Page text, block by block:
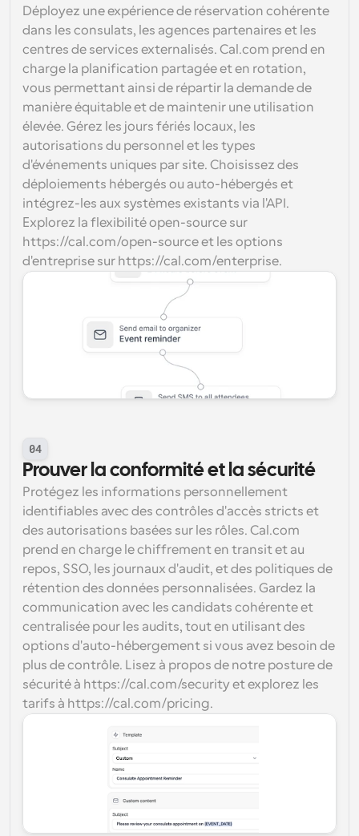
Déployez une expérience de réservation cohérente
dans les consulats, les agences partenaires et les
centres de services externalisés. Cal.com prend en
charge la planification partagée et en rotation,
vous permettant ainsi de répartir la demande de
manière équitable et de maintenir une utilisation
élevée. Gérez les jours fériés locaux, les
autorisations du personnel et les types
d'événements uniques par site. Choisissez des
déploiements hébergés ou auto-hébergés et
intégrez-les aux systèmes existants via l'API.
Explorez la flexibilité open-source sur
https://cal.com/open-source et les options
d'entreprise sur https://cal.com/enterprise.
04
Prouver la conformité et la sécurité
Protégez les informations personnellement
identifiables avec des contrôles d'accès stricts et
des autorisations basées sur les rôles. Cal.com
prend en charge le chiffrement en transit et au
repos, SSO, les journaux d'audit, et des politiques de
rétention des données personnalisées. Gardez la
communication avec les candidats cohérente et
centralisée pour les audits, tout en utilisant des
options d'auto-hébergement si vous avez besoin de
plus de contrôle. Lisez à propos de notre posture de
sécurité à https://cal.com/security et explorez les
tarifs à https://cal.com/pricing.